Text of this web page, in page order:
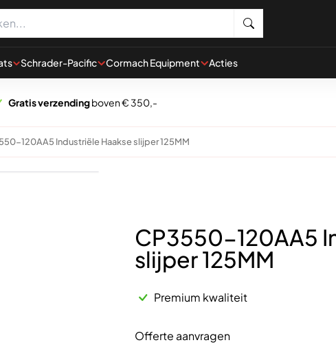
Schrader-Pacific Cormach Equipment Acties
Gratis verzendingboven € 350,-
120AA5 Industriële Haakse slijper 125MM
CP3550-120AA5
slijper 125MM
Premium kwaliteit
Offerte aanvragen